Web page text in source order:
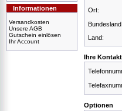
Informationen
Versandkosten
Unsere AGB
Gutschein einlösen
Ihr Account
Ort:
Land:
Ihre
Optionen